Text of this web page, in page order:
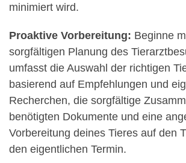
minimiert wird.
Proaktive Vorbereitung: Beginne
sorgfältigen Planung des
umfasst die Auswahl der richtigen
basierend auf Empfehlungen und
Recherchen, die sorgfältige
benötigten Dokumente und eine
Vorbereitung deines Tieres auf den
den eigentlichen Termin.